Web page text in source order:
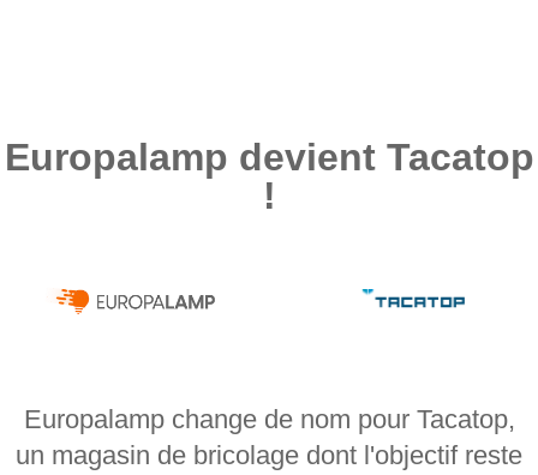
Europalamp devient Tacatop
!
Europalamp change de nom pour Tacatop,
un magasin de bricolage dont l'objectif reste